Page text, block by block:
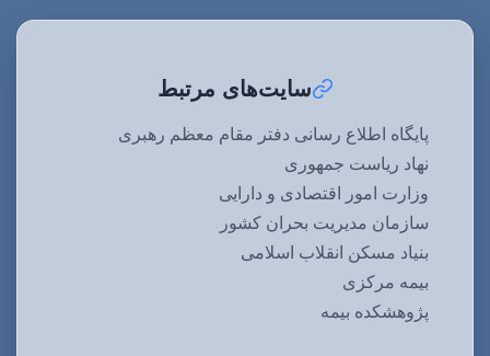
سایت‌های مرتبط
پایگاه اطلاع رسانی دفتر مقام معظم رهبری
نهاد ریاست جمهوری
وزارت امور اقتصادی و دارایی
سازمان مدیریت بحران کشور
بنیاد مسکن انقلاب اسلامی
بیمه مرکزی
پژوهشکده بیمه